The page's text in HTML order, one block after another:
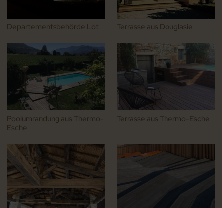
Departementsbehörde Lot Terrasse aus Douglasie
Poolumrandung aus Thermo-
Esche
Terrasse aus Thermo-Esche